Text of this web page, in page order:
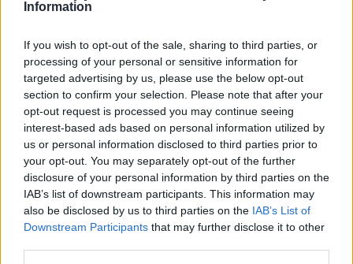
Information
If you wish to opt-out of the sale, sharing to third parties, or
processing of your personal or sensitive information for
targeted advertising by us, please use the below opt-out
section to confirm your selection. Please note that after your
opt-out request is processed you may continue seeing
interest-based ads based on personal information utilized by
us or personal information disclosed to third parties prior to
your opt-out. You may separately opt-out of the further
disclosure of your personal information by third parties on the
IAB’s list of downstream participants. This information may
also be disclosed by us to third parties on the IAB’s List of
Downstream Participants that may further disclose it to other
Cómo se prepara el pecho para la lactancia
LEER
LACTANCIA MATERNA Y ARTIFICIAL